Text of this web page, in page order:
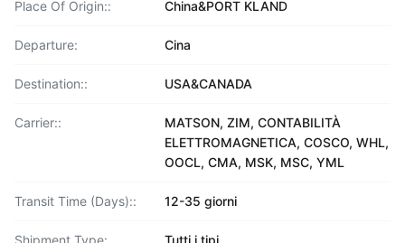
Place Of Origin:: China&PORT KLAND
Departure: Cina
Destination:: USA&CANADA
Carrier::
MATSON, ZIM, CONTABILITÀ
ELETTROMAGNETICA, COSCO, WHL,
OOCL, CMA, MSK, MSC, YML
Transit Time (Days):: 12-35 giorni
Shipment Type: Tutti i tipi